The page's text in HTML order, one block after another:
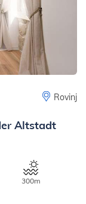
Rovinj
Altstadt
300m